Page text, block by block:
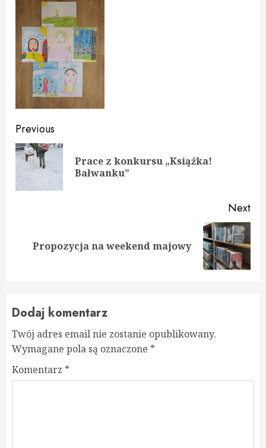
Continue
Reading
Previous
Prace z konkursu „Książka!
Bałwanku”
Next
NextPropozycja na weekend majowy
Dodaj komentarz
Twój adres email nie zostanie opublikowany.
Wymagane pola są oznaczone *
Komentarz *